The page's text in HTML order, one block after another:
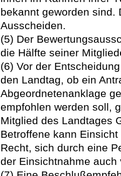
bekannt geworden sind.
Ausscheiden.
(5) Der
die Hälfte seiner
(6) Vor der
den Landtag, ob ein
Abgeordnetenanklage
empfohlen werden soll,
Mitglied des Landtages
Betroffene kann
Recht, sich durch eine
der Einsichtnahme